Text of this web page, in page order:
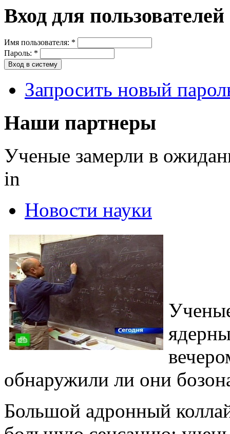
Вход для пользователей
Имя пользователя: *
Пароль: *
Запросить новый
Наши партнеры
Ученые замерли в
in
Новости науки
обнаружили ли они
Большой адронный